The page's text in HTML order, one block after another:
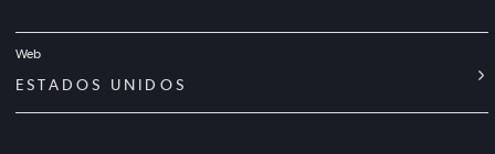
Web
ESTADOS UNIDOS